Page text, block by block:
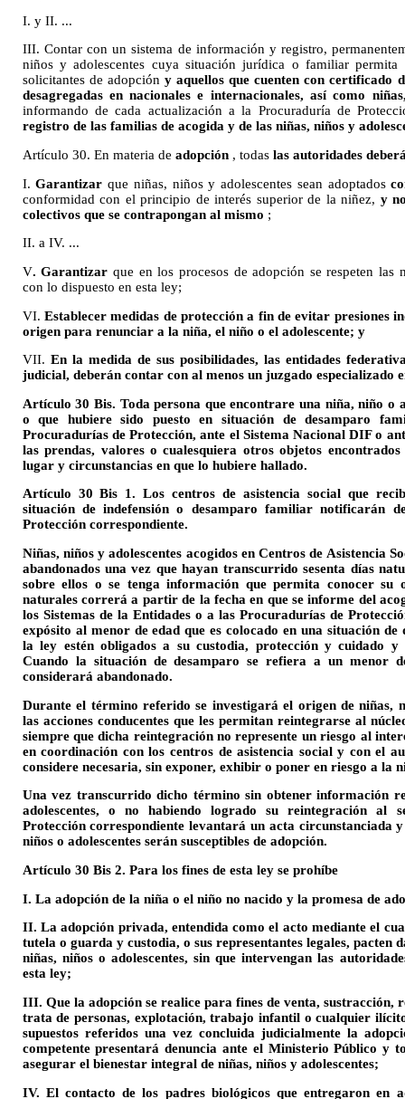
I. y II. ...
III. Contar con un sistema de información y registro,
niños y adolescentes cuya situación jurídica o familiar permita
solicitantes de adopción y aquellos que cuenten con certificado
desagregadas en nacionales e internacionales, así como
informando de cada actualización a la Procuraduría de
registro de las familias de acogida y de las niñas, niños y
Artículo 30. En materia de adopción, todas las autoridades
I.Garantizar que niñas, niños y adolescentes sean adoptados
conformidad con el principio de interés superior de la niñez, y
colectivos que se contrapongan al mismo ;
II. a IV. ...
V. Garantizar que en los procesos de adopción se respeten
con lo dispuesto en esta ley;
VI. Establecer medidas de protección a fin de evitar presiones
origen para renunciar a la niña, el niño o el adolescente; y
VII. En la medida de sus posibilidades, las entidades
judicial, deberán contar con al menos un juzgado especializado
Artículo 30 Bis. Toda persona que encontrare una niña, niño o
o que hubiere sido puesto en situación de desamparo
Procuradurías de Protección, ante el Sistema Nacional DIF o
las prendas, valores o cualesquiera otros objetos
lugar y circunstancias en que lo hubiere hallado.
Artículo 30 Bis 1. Los centros de asistencia social que
situación de indefensión o desamparo familiar notificarán
Protección correspondiente.
Niñas, niños y adolescentes acogidos en Centros de Asistencia
abandonados una vez que hayan transcurrido sesenta días
sobre ellos o se tenga información que permita conocer su
naturales correrá a partir de la fecha en que se informe del
los Sistemas de la Entidades o a las Procuradurías de
expósito al menor de edad que es colocado en una situación
la ley estén obligados a su custodia, protección y cuidado y
Cuando la situación de desamparo se refiera a un menor
considerará abandonado.
Durante el término referido se investigará el origen de niñas,
las acciones conducentes que les permitan reintegrarse al
siempre que dicha reintegración no represente un riesgo al
en coordinación con los centros de asistencia social y con el
considere necesaria, sin exponer, exhibir o poner en riesgo a la
Una vez transcurrido dicho término sin obtener información
adolescentes, o no habiendo logrado su reintegración al
Protección correspondiente levantará un acta circunstanciada
niños o adolescentes serán susceptibles de adopción.
Artículo 30 Bis 2. Para los fines de esta ley se prohíbe
I. La adopción de la niña o el niño no nacido y la promesa de
II. La adopción privada, entendida como el acto mediante el
tutela o guarda y custodia, o sus representantes legales, pacten
niñas, niños o adolescentes, sin que intervengan las
esta ley;
III. Que la adopción se realice para fines de venta,
trata de personas, explotación, trabajo infantil o cualquier
supuestos referidos una vez concluida judicialmente la
competente presentará denuncia ante el Ministerio Público y
asegurar el bienestar integral de niñas, niños y adolescentes;
IV. El contacto de los padres biológicos que entregaron en